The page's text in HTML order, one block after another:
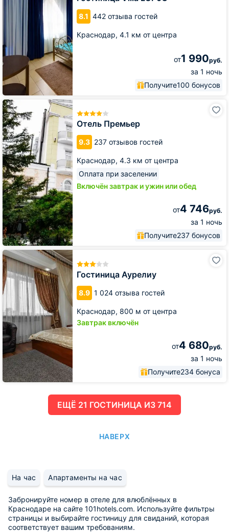
8.1 442 отзыва гостей
Краснодар, 4.1 км от центра
от1 990руб.
за 1 ночь
Получите100 бонусов
Отель Премьер
9.3 237 отзывов гостей
Краснодар, 4.3 км от центра
Оплата при заселении
Включён завтрак и ужин или обед
от4 746руб.
за 1 ночь
Получите237 бонусов
Отель
Премьер
Гостиница Аурелиу
8.9 1 024 отзыва гостей
Краснодар, 800 м от центра
Завтрак включён
от4 680руб.
за 1 ночь
Получите234 бонуса
Гостиница
Аурелиу
ЕЩË 21 ГОСТИНИЦА ИЗ 714
НАВЕРХ
На час Апартаменты на час
Забронируйте номер в отеле для влюблённых в
Краснодаре на сайте 101hotels.com. Используйте фильтры
страницы и выбирайте гостиницу для свиданий, которая
соответствует вашим требованиям.